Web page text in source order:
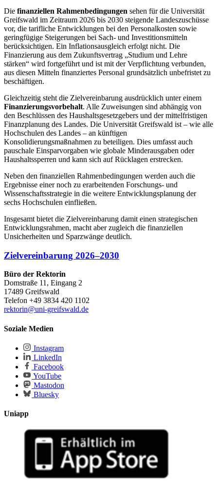
Die finanziellen Rahmenbedingungen sehen für die Universität
Greifswald im Zeitraum 2026 bis 2030 steigende Landeszuschüsse
vor, die tarifliche Entwicklungen bei den Personalkosten sowie
geringfügige Steigerungen bei Sach- und Investitionsmitteln
berücksichtigen. Ein Inflationsausgleich erfolgt nicht. Die
Finanzierung aus dem Zukunftsvertrag „Studium und Lehre
stärken“ wird fortgeführt und ist mit der Verpflichtung verbunden,
aus diesen Mitteln finanziertes Personal grundsätzlich unbefristet zu
beschäftigen.
Gleichzeitig steht die Zielvereinbarung ausdrücklich unter einem
Finanzierungsvorbehalt. Alle Zuweisungen sind abhängig von
den Beschlüssen des Haushaltsgesetzgebers und der mittelfristigen
Finanzplanung des Landes. Die Universität Greifswald ist – wie alle
Hochschulen des Landes – an künftigen
Konsolidierungsmaßnahmen zu beteiligen. Dies umfasst auch
pauschale Einsparvorgaben wie globale Minderausgaben oder
Haushaltssperren und kann sich auf Rücklagen erstrecken.
Neben den finanziellen Rahmenbedingungen werden auch die
Ergebnisse einer noch zu erarbeitenden Forschungs- und
Wissenschaftsstrategie in die weitere Entwicklungsplanung der
sechs Hochschulen einfließen.
Insgesamt bietet die Zielvereinbarung damit einen strategischen
Entwicklungsrahmen, macht aber zugleich die finanziellen
Unsicherheiten und Sparzwänge deutlich.
Zielvereinbarung 2026–2030
Büro der Rektorin
Domstraße 11, Eingang 2
17489 Greifswald
Telefon +49 3834 420 1102
rektorin@uni-greifswald.de
Soziale Medien
Instagram
LinkedIn
Facebook
YouTube
Mastodon
Bluesky
Uniapp